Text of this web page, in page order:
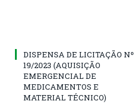
DISPENSA DE LICITAÇÃO Nº
19/2023 (AQUISIÇÃO
EMERGENCIAL DE
MEDICAMENTOS E
MATERIAL TÉCNICO)